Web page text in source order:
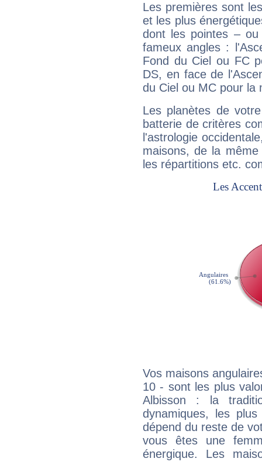
Les premières sont
et les plus
dont les pointes –
fameux angles :
Fond du Ciel ou FC
DS, en face de
du Ciel ou MC pour la
Les planètes de
batterie de critères
l'astrologie
maisons, de la
les répartitions etc.
Vos maisons
10 - sont les plus
Albisson : la
dynamiques, les
dépend du reste de
vous êtes une
énergique. Les